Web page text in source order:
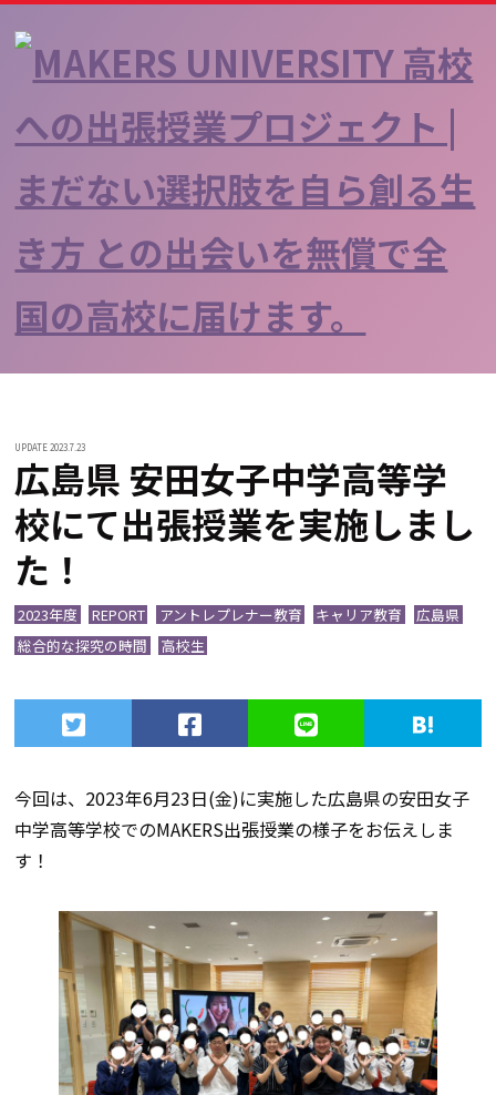
UPDATE 2023.7.23
広島県 安田女子中学高等学
校にて出張授業を実施しまし
た！
2023年度 REPORT アントレプレナー教育 キャリア教育
広島県
総合的な探究の時間
高校生
今回は、2023年6月23日(金)に実施した広島県の安田女子
中学高等学校でのMAKERS出張授業の様子をお伝えしま
す！